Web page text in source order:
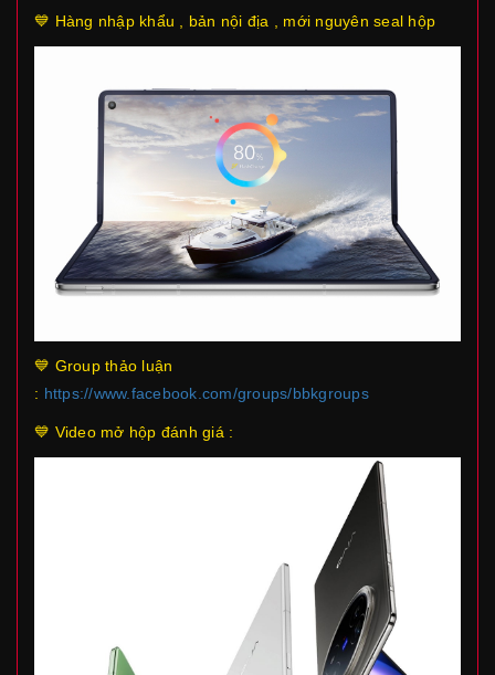
💙 Hàng nhập khẩu , bản nội địa , mới nguyên seal hộp
💙 Group thảo luận
: https://www.facebook.com/groups/bbkgroups
💙 Video mở hộp đánh giá :